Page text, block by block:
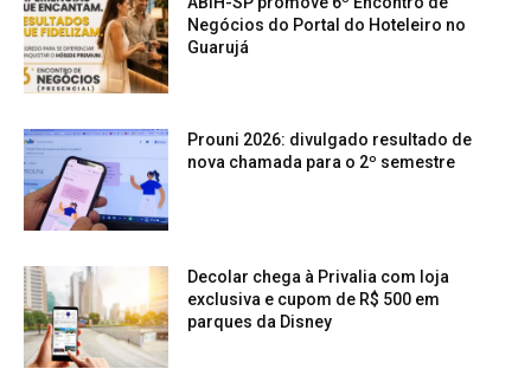
Negócios do Portal do Hoteleiro no
Guarujá
Prouni 2026: divulgado resultado de
nova chamada para o 2º semestre
Decolar chega à Privalia com loja
exclusiva e cupom de R$ 500 em
parques da Disney